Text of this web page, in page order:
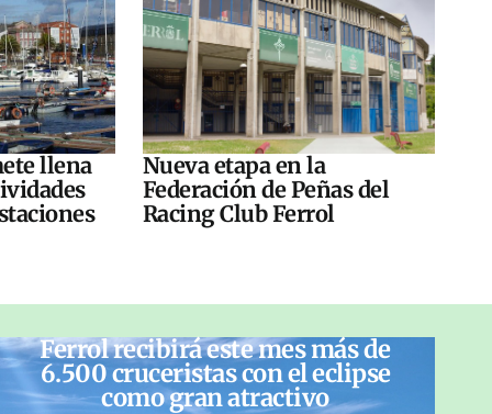
llena
Nueva etapa en la
Federación de Peñas del
Racing Club Ferrol
Ferrol recibirá este mes más de
6.500 cruceristas con el eclipse
como gran atractivo